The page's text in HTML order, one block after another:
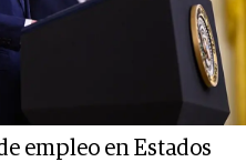
empleo en Estados